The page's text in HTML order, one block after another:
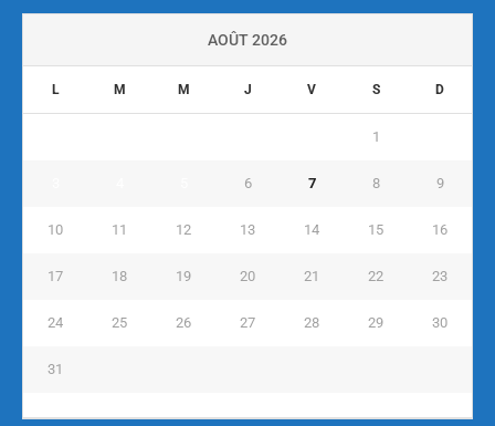
AOÛT 2026
L M M J V S D
1
6 7 8 9
10 11 12 13 14 15 16
17 18 19 20 21 22 23
24 25 26 27 28 29 30
31